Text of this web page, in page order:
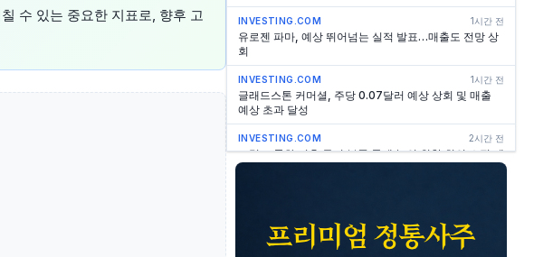
수 있는 중요한 지표로, 향후 고
INVESTING.COM 1시간 전
유로젠 파마, 예상 뛰어넘는 실적 발표…매출도 전망 상
회
INVESTING.COM 1시간 전
글래드스톤 커머셜, 주당 0.07달러 예상 상회 및 매출
예상 초과 달성
INVESTING.COM 2시간 전
트럼프 통화 이후 무기 부족 문제 논의 위한 회의 소집 예
정 - NBC
INVESTING.COM 2시간 전